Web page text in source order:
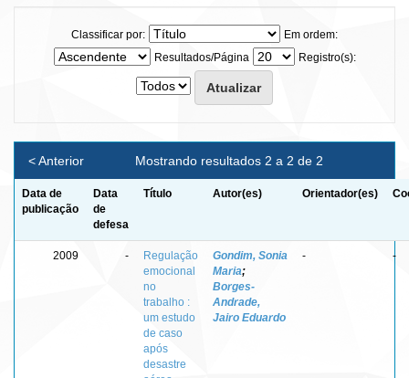
Classificar por:
Em ordem:
Resultados/Página
Registro(s):
Mostrando resultados 2 a 2 de 2
< Anterior
Data de
publicação
Data
de
defesa
Título Autor(es) Orientador(es)
2009 -
Regulação
emocional
no
trabalho :
um estudo
de caso
após
desastre
Gondim, Sonia
Maria;
Borges-
Andrade,
Jairo Eduardo
- -